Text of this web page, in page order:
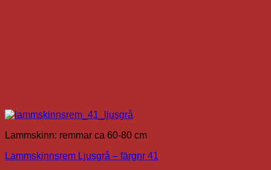
Lammskinn: remmar ca 60-80 cm
Lammskinnsrem Ljusgrå – färgnr 41